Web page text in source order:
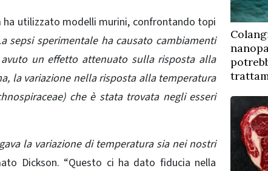
utilizzato modelli murini, confrontando topi
sepsi sperimentale ha causato cambiamenti
un effetto attenuato sulla risposta alla
la variazione nella risposta alla temperatura
che è stata trovata negli esseri
la variazione di temperatura sia nei nostri
Dickson. “Questo ci ha dato fiducia nella